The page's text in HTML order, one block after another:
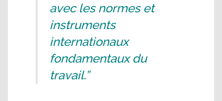
avec les normes et
instruments
internationaux
fondamentaux du
travail.”